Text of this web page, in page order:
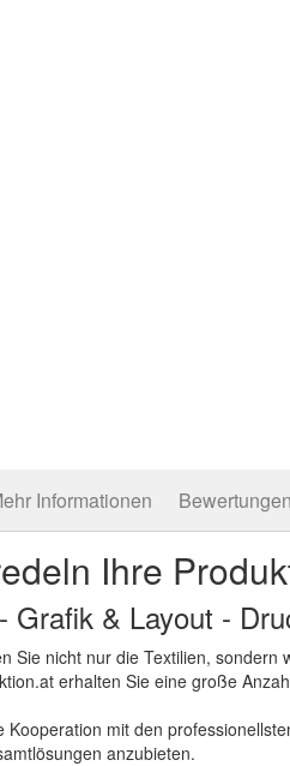
Informationen Bewertungen
Ihre
Grafik & Layout -
Sie nicht nur die Textilien,
erhalten Sie eine große
Kooperation mit den
anzubieten.